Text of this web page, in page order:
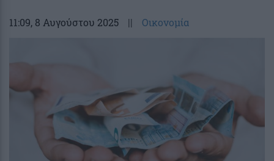
11:09, 8 Αυγούστου 2025 || Οικονομία